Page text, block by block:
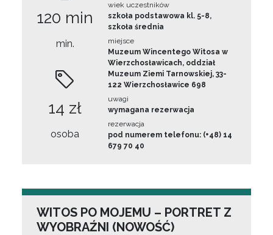
120 min
min.
14 zł
osoba
wiek uczestników
szkoła podstawowa kl. 5-8,
szkoła średnia
miejsce
Muzeum Wincentego Witosa w
Wierzchosławicach, oddział
Muzeum Ziemi Tarnowskiej, 33-
122 Wierzchosławice 698
uwagi
wymagana rezerwacja
rezerwacja
pod numerem telefonu: (+48) 14
679 70 40
WITOS PO MOJEMU – PORTRET Z
WYOBRAŹNI (NOWOŚĆ)